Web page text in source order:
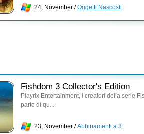
24, November /Oggetti Nascosti
Fishdom 3 Collector's Edition
Playrix Entertainment, i creatori della serie
parte di qu...
23, November /Abbinamenti a 3